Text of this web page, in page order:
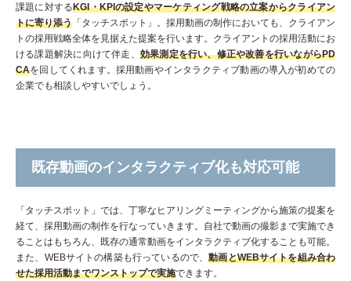
課題に対するKGI・KPIの設定やマーケティング戦略の立案からクライアン
トに寄り添う 「タッチスポット」。採用動画の制作においても、クライアン
トの採用戦略全体を見据えた提案を行います。クライアントの採用活動にお
ける課題解決に向けて伴走、 効果測定を行い、修正や改善を行いながらPD
CAを回してくれます。採用動画やインタラクティブ動画の導入が初めての
企業でも相談しやすいでしょう。
既存動画のインタラクティブ化も対応可能
「タッチスポット」では、丁寧なヒアリングミーティングから施策の提案を
経て、採用動画の制作を行なっていきます。自社で動画の撮影まで実施でき
ることはもちろん、既存の通常動画をインタラクティブ化することも可能。
また、WEBサイトの構築も行っているので、動画とWEBサイトを組み合わ
せた採用活動までワンストップで実施できます。